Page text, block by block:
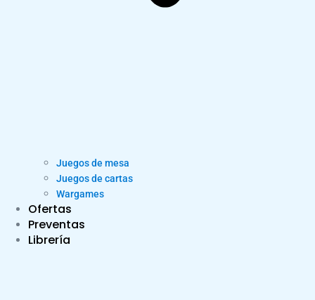
Juegos de mesa
Juegos de cartas
Wargames
Ofertas
Preventas
Librería